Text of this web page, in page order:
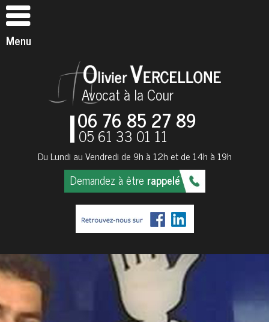
Menu
Avocat à la Cour
06 76 85 27 89
05 61 33 01 11
Du Lundi au Vendredi de 9h à 12h et de 14h à 19h
Demandez à être rappelé